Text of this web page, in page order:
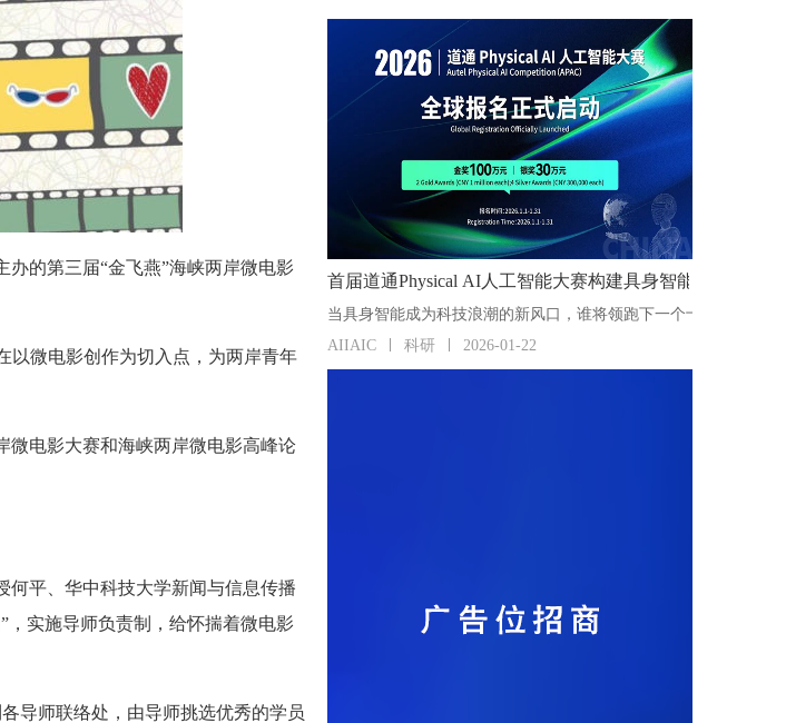
的第三届“金飞燕”海峡两岸微电影
以微电影创作为切入点，为两岸青年
微电影大赛和海峡两岸微电影高峰论
何平、华中科技大学新闻与信息传播
实施导师负责制，给怀揣着微电影
导师联络处，由导师挑选优秀的学员
首届道通Physical AI人工智能大赛构建具身智能“人才朋友
AIIAIC 科研 2026-01-22